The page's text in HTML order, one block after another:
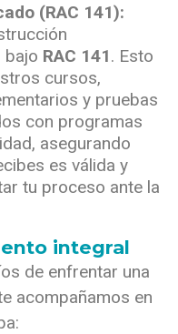
(RAC 141):
bajo RAC 141. Esto
cursos,
y pruebas
con programas
asegurando
es válida y
tu proceso ante la
integral
de enfrentar una
acompañamos en